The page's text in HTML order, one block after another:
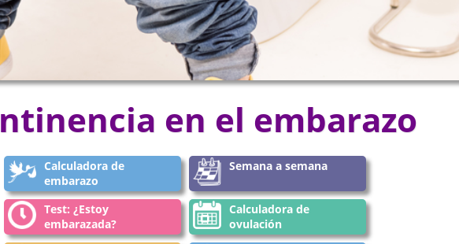
en el embarazo
Calculadora de
embarazo
Semana a semana
Test: ¿Estoy
embarazada?
Calculadora de
ovulación